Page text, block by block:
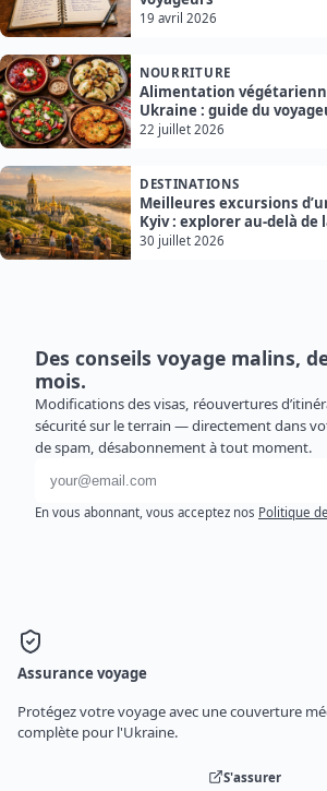
19 avril 2026
NOURRITURE
Alimentation
Ukraine : guide du
22 juillet 2026
DESTINATIONS
Meilleures excursions
Kyiv : explorer au-delà de
30 juillet 2026
Des conseils voyage malins,
mois.
Modifications des visas, réouvertures
sécurité sur le terrain — directement dans
de spam, désabonnement à tout moment.
Adresse e-mail
En vous abonnant, vous acceptez nos Politique
Assurance voyage
Protégez votre voyage avec une couverture
complète pour l'Ukraine.
S'assurer